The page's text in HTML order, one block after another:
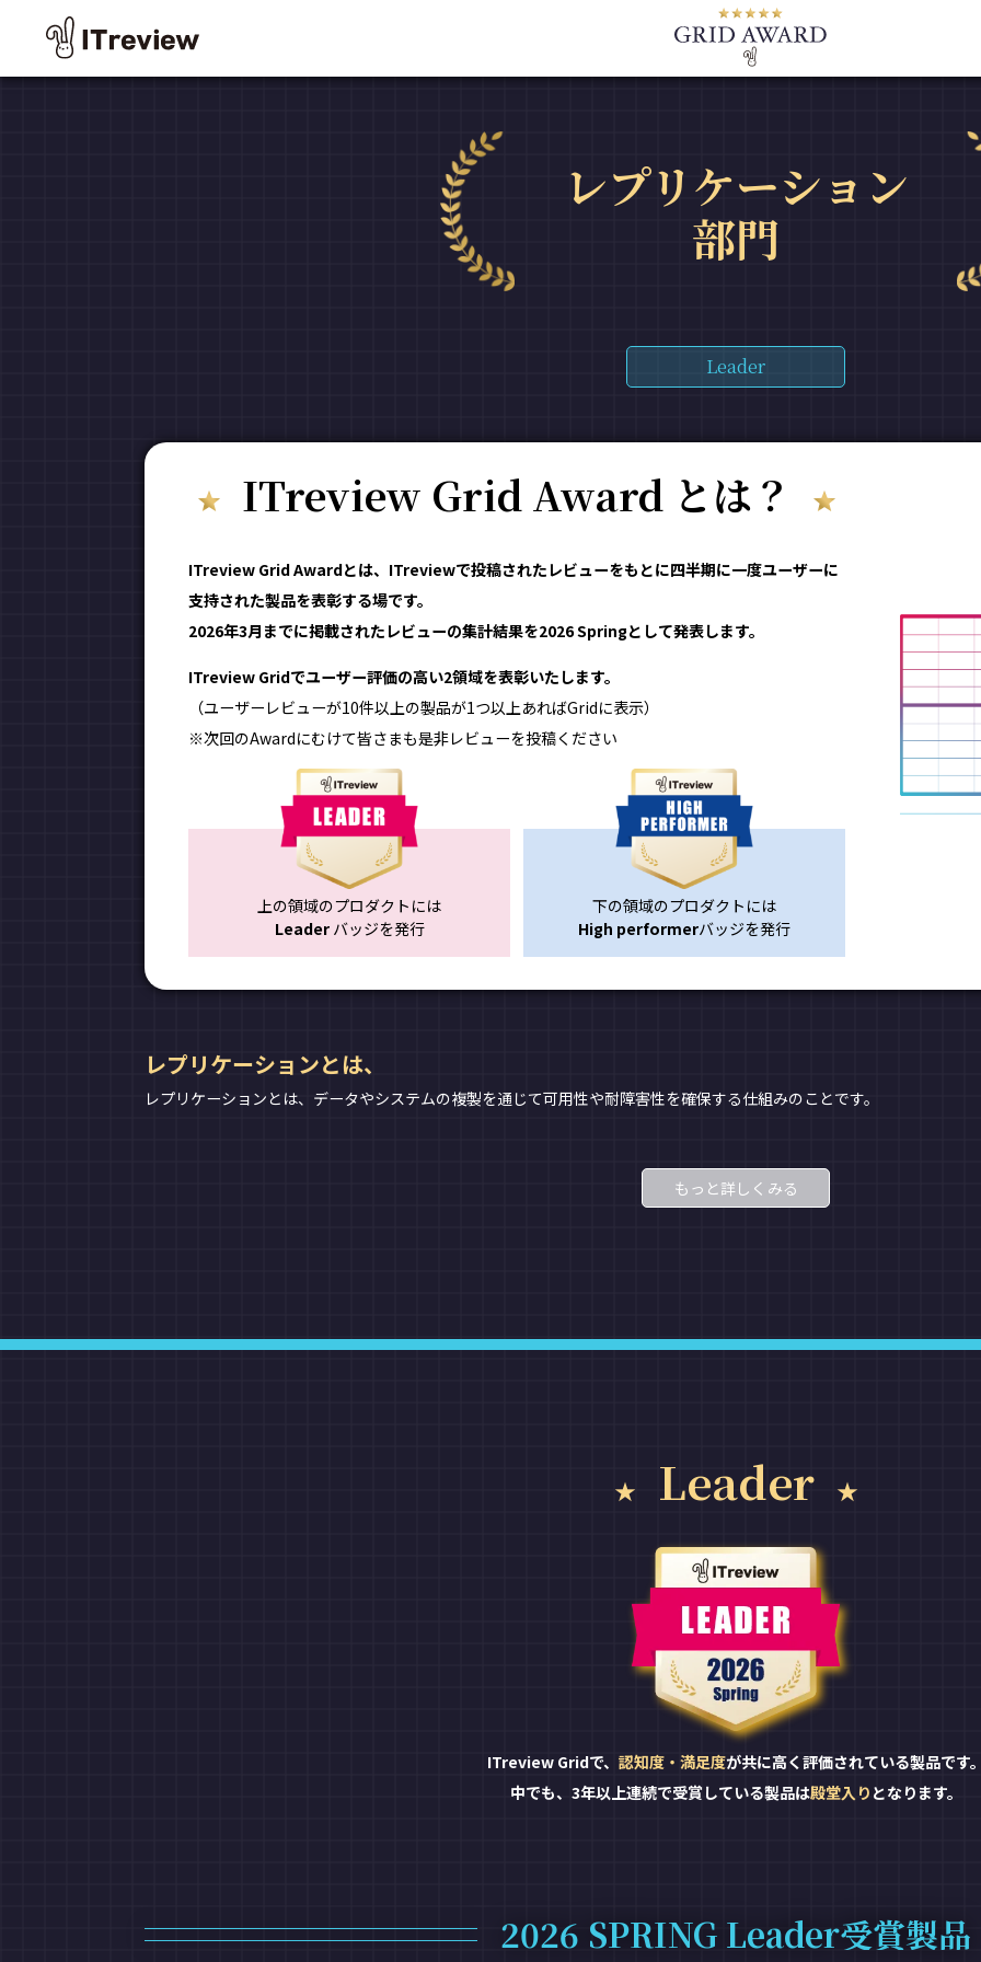
レプリケーション
部門
Leader
ITreview Grid Award とは？
ITreview Grid Awardとは、ITreviewで投稿されたレビューをもとに四半期に一度ユーザーに
支持された製品を表彰する場です。
2026年3月までに掲載されたレビューの集計結果を2026 Springとして発表します。
ITreview Gridでユーザー評価の高い2領域を表彰いたします。
（ユーザーレビューが10件以上の製品が1つ以上あればGridに表示）
※次回のAwardにむけて皆さまも是非レビューを投稿ください
上の領域のプロダクトには
Leaderバッジを発行
下の領域のプロダクトには
High performerバッジを発行
レプリケーションとは、
レプリケーションとは、データやシステムの複製を通じて可用性や耐障害性を確保する仕組みのことです。
もっと詳しくみる
Leader
ITreview Gridで、 認知度・満足度が共に高く評価されている製品です
中でも、3年以上連続で受賞している製品は殿堂入り となります。
2026 SPRING Leader受賞製品